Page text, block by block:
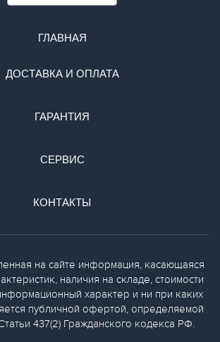
ГЛАВНАЯ
ДОСТАВКА И ОПЛАТА
ГАРАНТИЯ
СЕРВИС
КОНТАКТЫ
на сайте информация, касающаяся
наличия на складе, стоимости
характер и ни при каких
публичной офертой, определяемой
437(2) Гражданского кодекса РФ.